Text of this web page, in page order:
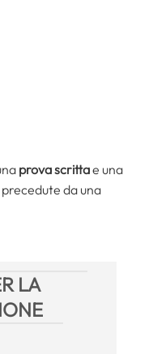
prova scrittae una
da una
LA